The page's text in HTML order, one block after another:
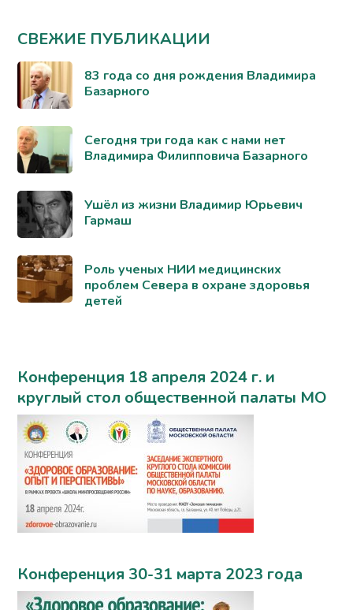
СВЕЖИЕ ПУБЛИКАЦИИ
83 года со дня рождения Владимира
Базарного
Сегодня три года как с нами нет
Владимира Филипповича Базарного
Ушёл из жизни Владимир Юрьевич
Гармаш
Роль ученых НИИ медицинских
проблем Севера в охране здоровья
детей
Конференция 18 апреля 2024 г. и
круглый стол общественной палаты МО
Конференция 30-31 марта 2023 года